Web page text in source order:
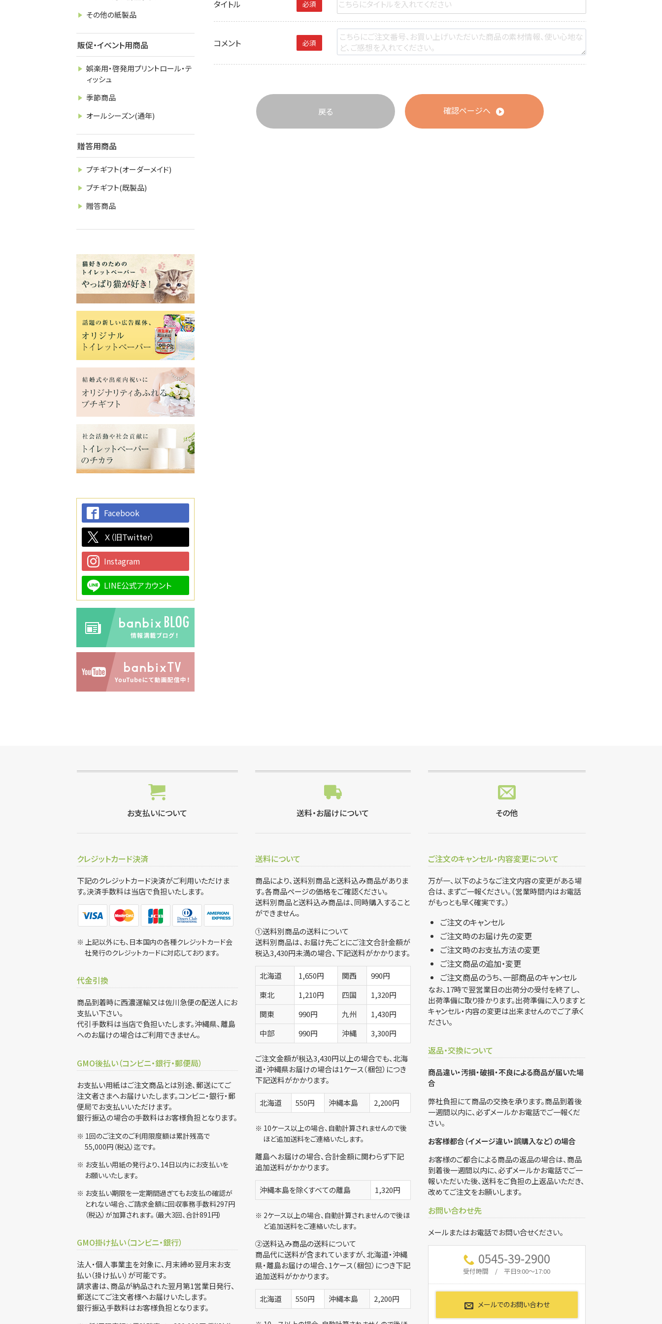
タイトル 必須
コメント 必須
戻る 確認ページへ
その他の紙製品
販促・イベント用商品
娯楽用・啓発用プリントロール・テ
ィッシュ
季節商品
オールシーズン(通年)
贈答用商品
プチギフト(オーダーメイド)
プチギフト(既製品)
贈答商品
Facebook
Ｘ（旧Twitter）
Instagram
LINE公式アカウント
お支払いについて
クレジットカード決済
下記のクレジットカード決済がご利用いただけま
す。決済手数料は当店で負担いたします。
※ 上記以外にも、日本国内の各種クレジットカード会
社発行のクレジットカードに対応しております。
代金引換
商品到着時に西濃運輸又は佐川急便の配送人にお
支払い下さい。
代引手数料は当店で負担いたします。沖縄県、離島
へのお届けの場合はご利用できません。
GMO後払い（コンビニ・銀行・郵便局）
お支払い用紙はご注文商品とは別途、郵送にてご
注文者さまへお届けいたします。コンビニ・銀行・郵
便局でお支払いいただけます。
銀行振込の場合の手数料はお客様負担となります。
※ 1回のご注文のご利用限度額は累計残高で
55,000円（税込）迄です。
※ お支払い用紙の発行より、14日以内にお支払いを
お願いいたします。
※ お支払い期限を一定期間過ぎてもお支払の確認が
とれない場合、ご請求金額に回収事務手数料297円
（税込）が加算されます。（最大3回、合計891円）
GMO掛け払い（コンビニ・銀行）
法人・個人事業主を対象に、月末締め翌月末お支
払い（掛け払い）が可能です。
請求書は、商品が納品された翌月第1営業日発行、
郵送にてご注文者様へお届けいたします。
銀行振込手数料はお客様負担となります。
送料・お届けについて
送料について
商品により、送料別商品と送料込み商品がありま
す。各商品ページの価格をご確認ください。
送料別商品と送料込み商品は、同時購入すること
ができません。
①送料別商品の送料について
送料別商品は、お届け先ごとにご注文合計金額が
税込3,430円未満の場合、下記送料がかかります。
北海道 1,650円 関西
990円
東北
1,210円 四国
1,320円
関東
990円 九州
1,430円
中部
990円 沖縄 3,300円
ご注文金額が税込3,430円以上の場合でも、北海
道・沖縄県お届けの場合は1ケース（梱包）につき
下記送料がかかります。
北海道 550円 沖縄本島 2,200円
※ 10ケース以上の場合、自動計算されませんので後
ほど追加送料をご連絡いたします。
離島へお届けの場合、合計金額に関わらず下記
追加送料がかかります。
沖縄本島を除くすべての離島 1,320円
※ 2ケース以上の場合、自動計算されませんので後ほ
ど追加送料をご連絡いたします。
②送料込み商品の送料について
商品代に送料が含まれていますが、北海道・沖縄
県・離島お届けの場合、1ケース（梱包）につき下記
追加送料がかかります。
北海道 550円 沖縄本島 2,200円
その他
ご注文のキャンセル・内容変更について
万が一、以下のようなご注文内容の変更がある場
合は、まずご一報ください。（営業時間内はお電話
がもっとも早く確実です。）
ご注文のキャンセル
ご注文時のお届け先の変更
ご注文時のお支払方法の変更
ご注文商品の追加・変更
ご注文商品のうち、一部商品のキャンセル
なお、17時で翌営業日の出荷分の受付を終了し、
出荷準備に取り掛かります。出荷準備に入りますと
キャンセル・内容の変更は出来ませんのでご了承く
ださい。
返品・交換について
商品違い・汚損・破損・不良による商品が届いた場
合
弊社負担にて商品の交換を承ります。商品到着後
一週間以内に、必ずメールかお電話でご一報くだ
さい。
お客様都合（イメージ違い・誤購入など）の場合
お客様のご都合による商品の返品の場合は、商品
到着後一週間以内に、必ずメールかお電話でご一
報いただいた後、送料をご負担の上返品いただき、
改めてご注文をお願いします。
お問い合わせ先
メールまたはお電話でお問い合せください。
0545-39-2900
受付時間 / 平日9:00～17:00
メールでのお問い合わせ